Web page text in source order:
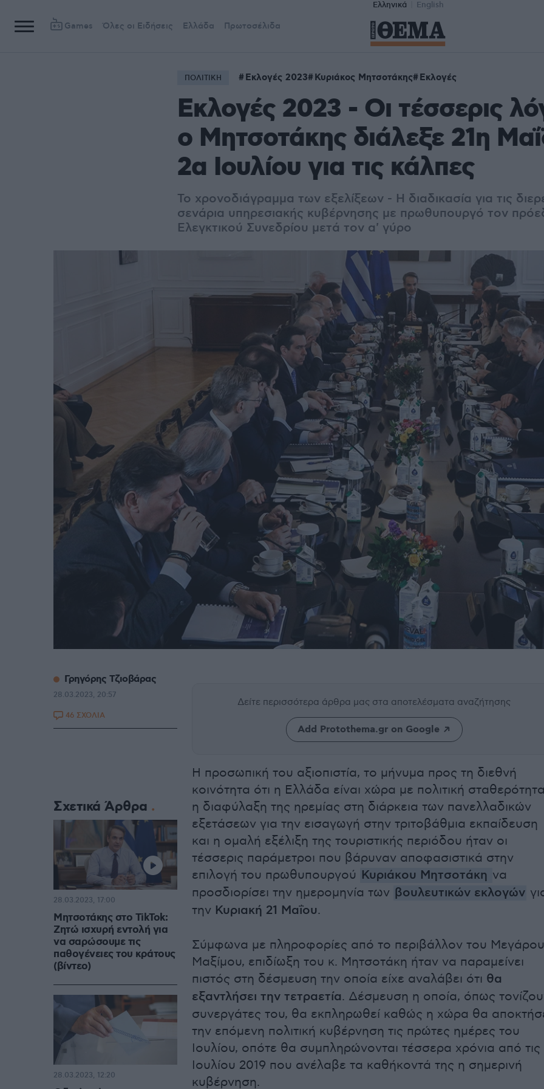
Ελληνικά English
Games Όλες οι Ειδήσεις Ελλάδα Πρωτοσέλιδα
ΠΟΛΙΤΙΚΗ Εκλογές 2023 Κυριάκος Μητσοτάκης Εκλογές
Εκλογές 2023 - Οι τέσσερις
ο Μητσοτάκης διάλεξε 21η
2α Ιουλίου για τις κάλπες
Το χρονοδιάγραμμα των εξελίξεων - Η διαδικασία για τις
σενάρια υπηρεσιακής κυβέρνησης με πρωθυπουργό τον
Ελεγκτικού Συνεδρίου μετά τον α' γύρο
Δείτε περισσότερα άρθρα μας στα αποτελέσματα αναζήτησης
Add Protothema.gr on Google
Η προσωπική του αξιοπιστία, το μήνυμα προς τη διεθνή
κοινότητα ότι η Ελλάδα είναι χώρα με πολιτική
η διαφύλαξη της ηρεμίας στη διάρκεια των πανελλαδικών
εξετάσεων για την εισαγωγή στην τριτοβάθμια εκπαίδευση
και η ομαλή εξέλιξη της τουριστικής περιόδου ήταν οι
τέσσερις παράμετροι που βάρυναν αποφασιστικά στην
επιλογή του πρωθυπουργού Κυριάκου Μητσοτάκη να
προσδιορίσει την ημερομηνία των βουλευτικών εκλογών
την Κυριακή 21 Μαΐου.
Σύμφωνα με πληροφορίες από το περιβάλλον του Μεγάρου
Μαξίμου, επιδίωξη του κ. Μητσοτάκη ήταν να παραμείνει
πιστός στη δέσμευση την οποία είχε αναλάβει ότι θα
εξαντλήσει την τετραετία. Δέσμευση η οποία, όπως
συνεργάτες του, θα εκπληρωθεί καθώς η χώρα θα
την επόμενη πολιτική κυβέρνηση τις πρώτες ημέρες του
Ιουλίου, οπότε θα συμπληρώνονται τέσσερα χρόνια από τις
Ιουλίου 2019 που ανέλαβε τα καθήκοντά της η σημερινή
κυβέρνηση.
Γρηγόρης Τζιοβάρας
28.03.2023, 20:57
46 ΣΧΟΛΙΑ
Σχετικά Άρθρα
Μητσοτάκης στο TikTok:
Ζητώ ισχυρή εντολή για
να σαρώσουμε τις
παθογένειες του κράτους
(βίντεο)
28.03.2023, 17:00
28.03.2023, 12:20